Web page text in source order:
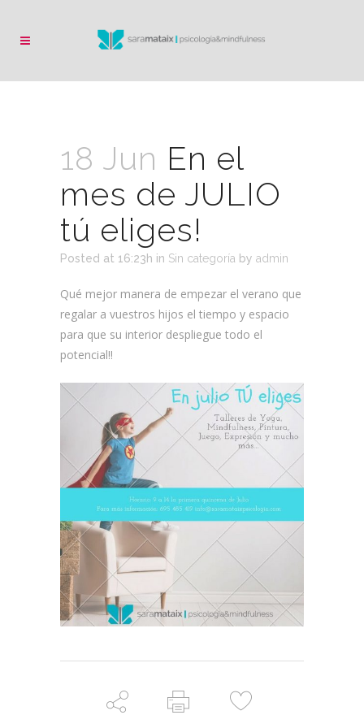
18 Jun En el
mes de JULIO
tú eliges!
Posted at 16:23h in Sin categoría by admin
Qué mejor manera de empezar el verano que
regalar a vuestros hijos el tiempo y espacio
para que su interior despliegue todo el
potencial!!